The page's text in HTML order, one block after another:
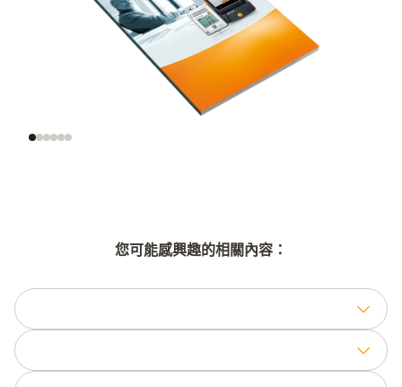
什麼事室內空氣品質
在實踐中監測室內空
您可能感興趣的相關內容：